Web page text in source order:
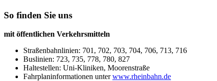
So finden Sie uns
mit öffentlichen Verkehrsmitteln
Straßenbahnlinien: 701, 702, 703, 704, 706, 713, 716
Buslinien: 723, 735, 778, 780, 827
Haltestellen: Uni-Kliniken, Moorenstraße
Fahrplaninformationen unterwww.rheinbahn.de